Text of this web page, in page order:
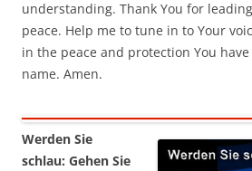
understanding. Thank You for
peace. Help me to tune in to Your
in the peace and protection You have
name. Amen.
Werden Sie
schlau: Gehen Sie